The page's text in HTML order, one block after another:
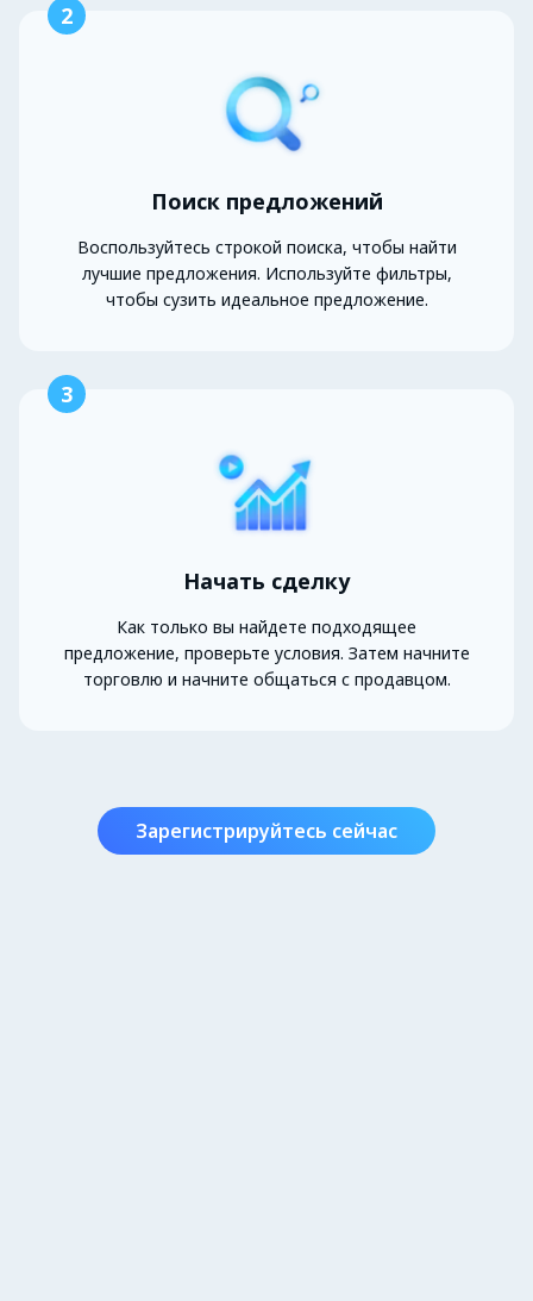
2
Поиск предложений
Воспользуйтесь строкой поиска, чтобы найти
лучшие предложения. Используйте фильтры,
чтобы сузить идеальное предложение.
3
Начать сделку
Как только вы найдете подходящее
предложение, проверьте условия. Затем начните
торговлю и начните общаться с продавцом.
Зарегистрируйтесь сейчас